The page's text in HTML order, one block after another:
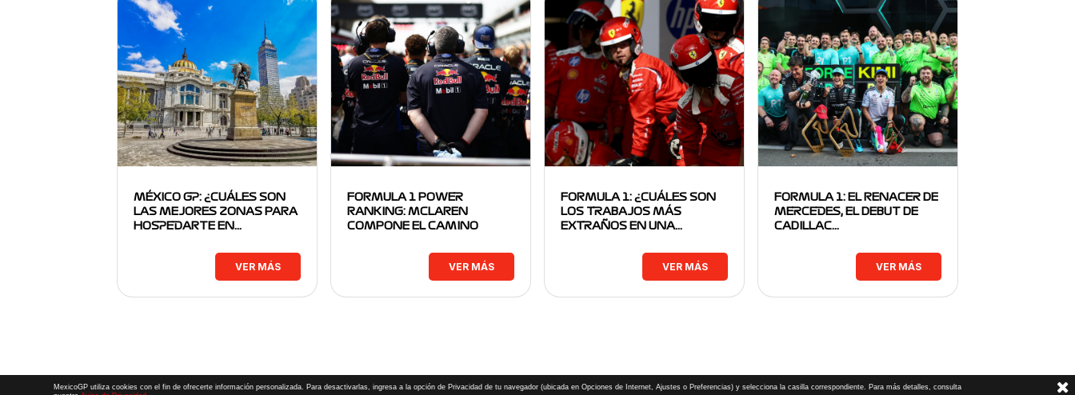
MÉXICO GP: ¿CUÁLES SON
LAS MEJORES ZONAS PARA
HOSPEDARTE EN…
VER MÁS
FORMULA 1 POWER
RANKING: MCLAREN
COMPONE EL CAMINO
VER MÁS
FORMULA 1: ¿CUÁLES SON
LOS TRABAJOS MÁS
EXTRAÑOS EN UNA…
VER MÁS
FORMULA 1: EL RENACER DE
MERCEDES, EL DEBUT DE
CADILLAC…
VER MÁS
MexicoGP utiliza cookies con el fin de ofrecerte información personalizada. Para desactivarlas, ingresa a la opción de Privacidad de tu navegador (ubicada en Opciones de Internet, Ajustes o Preferencias) y selecciona la casilla correspondiente. Para más detalles, consulta